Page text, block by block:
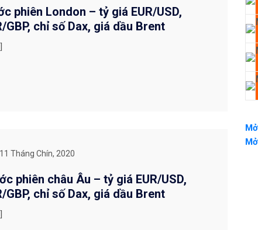
phiên London – tỷ giá EUR/USD,
GBP, chỉ số Dax, giá dầu Brent
11 Tháng Chín, 2020
phiên châu Âu – tỷ giá EUR/USD,
GBP, chỉ số Dax, giá dầu Brent